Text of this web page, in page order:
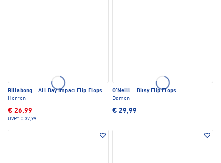
Billabong · All Day Impact Flip Flops
Herren
€ 26,99
UVP* € 37,99
O'Neill · Ditsy Flip Flops
Damen
€ 29,99